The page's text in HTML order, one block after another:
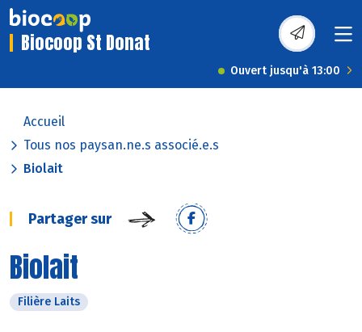
Biocoop St Donat
Ouvert jusqu'à 13:00
Accueil
Tous nos paysan.ne.s associé.e.s
Biolait
Partager sur
Biolait
Filière Laits